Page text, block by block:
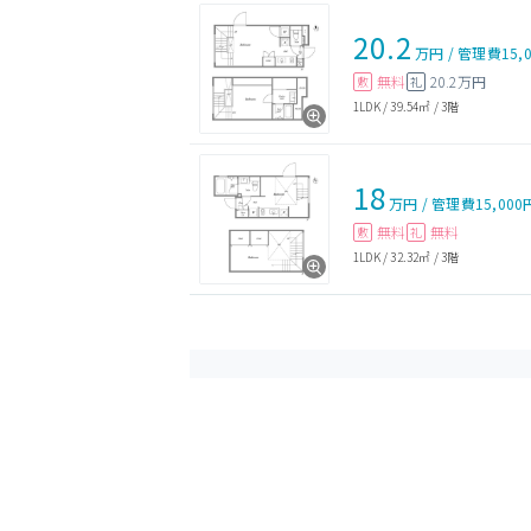
20.2 万円 /管理費
敷 無料 礼 20.2万円
1LDK/39.54㎡ /3階
18万円 /管理費15,000
敷 無料 礼 無料
1LDK/32.32㎡ /3階